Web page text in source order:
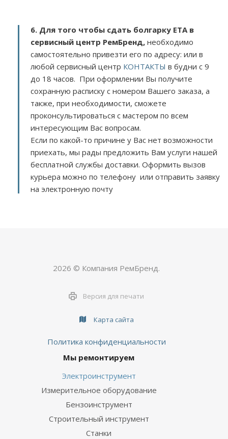
6. Для того чтобы сдать болгарку ETA в
сервисный центр РемБренд, необходимо
самостоятельно привезти его по адресу: или в
любой сервисный центр КОНТАКТЫ в будни с 9
до 18 часов. При оформлении Вы получите
сохранную расписку с номером Вашего заказа, а
также, при необходимости, сможете
проконсультироваться с мастером по всем
интересующим Вас вопросам.
Если по какой-то причине у Вас нет возможности
приехать, мы рады предложить Вам услуги нашей
бесплатной службы доставки. Оформить вызов
курьера можно по телефону или отправить заявку
на электронную почту
2026 © Компания РемБренд.
Версия для печати
Карта сайта
Политика конфиденциальности
Мы ремонтируем
Электроинструмент
Измерительное оборудование
Бензоинструмент
Строительный инструмент
Станки